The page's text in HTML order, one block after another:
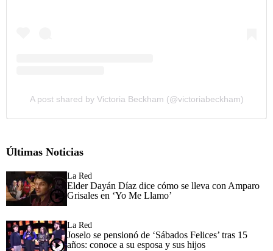
A post shared by Victoria Beckham (@victoriabeckham)
Últimas Noticias
La Red
Elder Dayán Díaz dice cómo se lleva con Amparo
Grisales en ‘Yo Me Llamo’
La Red
Joselo se pensionó de ‘Sábados Felices’ tras 15
años: conoce a su esposa y sus hijos